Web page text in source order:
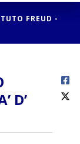
FREUD -
D’